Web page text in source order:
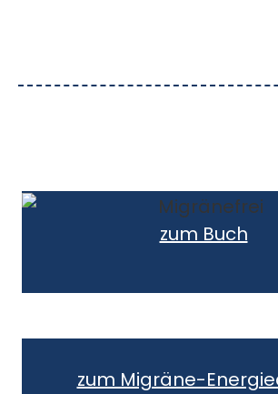
zum Buch
zum Migräne-